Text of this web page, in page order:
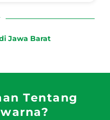
Jawa Barat
Tentang